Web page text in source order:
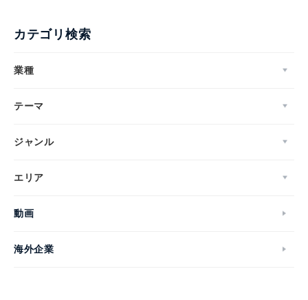
カテゴリ検索
業種
テーマ
ジャンル
エリア
動画
海外企業